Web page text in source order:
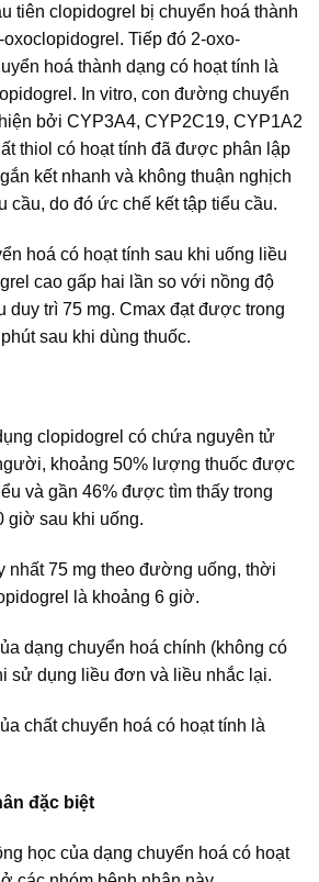
tiên clopidogrel bị chuyển hoá thành
Tiếp đó 2-oxo-
hoá thành dạng có hoạt tính là
In vitro, con đường chuyển
bởi CYP3A4, CYP2C19, CYP1A2
thiol có hoạt tính đã được phân lập
kết nhanh và không thuận nghịch
cầu, do đó ức chế kết tập tiểu cầu.
hoá có hoạt tính sau khi uống liều
cao gấp hai lần so với nồng độ
duy trì 75 mg. Cmax đạt được trong
sau khi dùng thuốc.
clopidogrel có chứa nguyên tử
khoảng 50% lượng thuốc được
và gần 46% được tìm thấy trong
giờ sau khi uống.
nhất 75 mg theo đường uống, thời
là khoảng 6 giờ.
dạng chuyển hoá chính (không có
sử dụng liều đơn và liều nhắc lại.
chất chuyển hoá có hoạt tính là
đặc biệt
học của dạng chuyển hoá có hoạt